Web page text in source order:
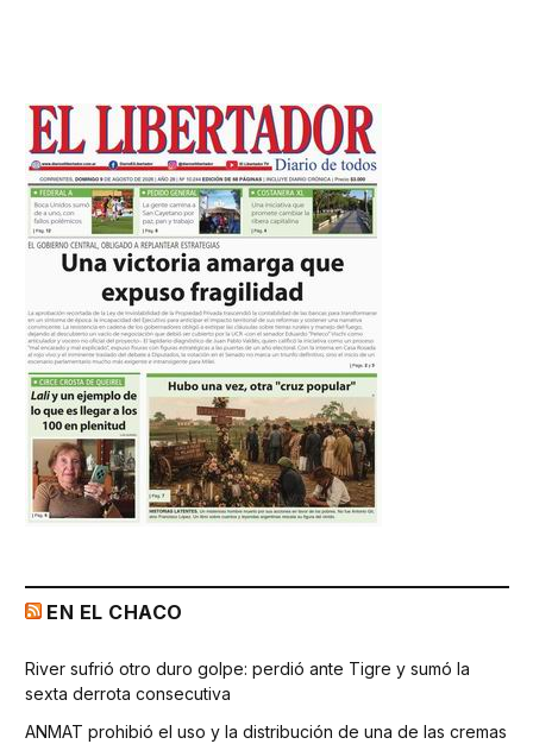
EN EL CHACO
River sufrió otro duro golpe: perdió ante Tigre y sumó la
sexta derrota consecutiva
ANMAT prohibió el uso y la distribución de una de las cremas